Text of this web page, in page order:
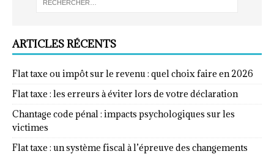
ARTICLES RÉCENTS
Flat taxe ou impôt sur le revenu : quel choix faire en 2026
Flat taxe : les erreurs à éviter lors de votre déclaration
Chantage code pénal : impacts psychologiques sur les
victimes
Flat taxe : un système fiscal à l’épreuve des changements